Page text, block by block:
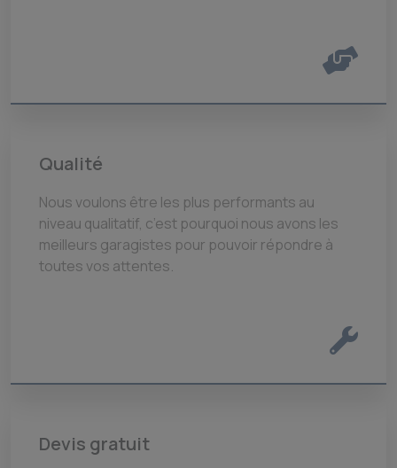
Qualité
Nous voulons être les plus performants au
niveau qualitatif, c’est pourquoi nous avons les
meilleurs garagistes pour pouvoir répondre à
toutes vos attentes.
Devis gratuit